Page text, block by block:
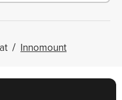
Innomount